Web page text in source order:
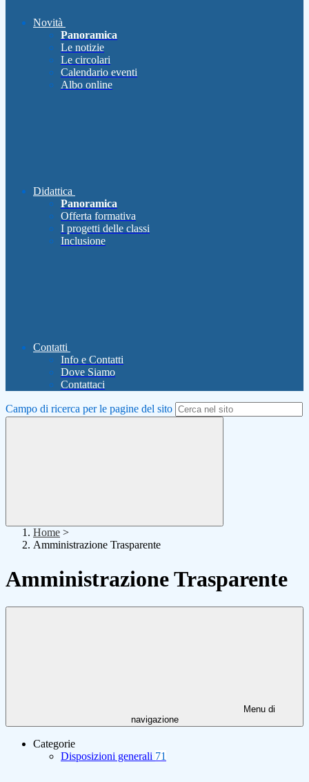
Novità
Panoramica
Le notizie
Le circolari
Calendario eventi
Albo online
Didattica
Panoramica
Offerta formativa
I progetti delle classi
Inclusione
Contatti
Info e Contatti
Dove Siamo
Contattaci
Campo di ricerca per le pagine del sito
Home >
Amministrazione Trasparente
Amministrazione Trasparente
Menu di
navigazione
Categorie
Disposizioni generali 71